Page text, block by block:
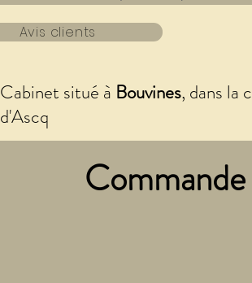
Avis clients
Cabinet situé à Bouvines, dans la
d'Ascq